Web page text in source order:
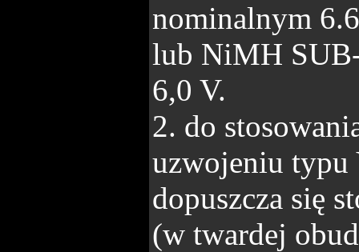
nominalnym
lub NiMH
6,0 V.
2. do
uzwojeniu
dopuszcza się
(w twardej